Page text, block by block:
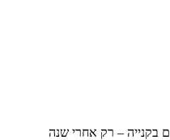
בקנייה – רק אחרי שנה